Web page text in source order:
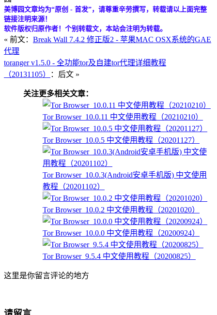
美博园文章均为“原创 - 首发”，请尊重辛劳撰写，转载请以上面完整
链接注明来源！
软件版权归原作者！个别转载文，本站会注明为转载。
« 前文： Break Wall 7.4.2 修正版2 - 苹果MAC OSX系统的GAE
代理
toranger v1.5.0 - 全功能tor及自建tor代理详细教程
（20131105）
：后文 »
关注更多相关文章：
Tor Browser_10.0.11 中文使用教程（20210210）
Tor Browser_10.0.5 中文使用教程（20201127）
Tor Browser_10.0.3(Android安卓手机版) 中文使用
教程（20201102）
Tor Browser_10.0.2 中文使用教程（20201020）
Tor Browser_10.0.0 中文使用教程（20200924）
Tor Browser_9.5.4 中文使用教程（20200825）
这里是你留言评论的地方